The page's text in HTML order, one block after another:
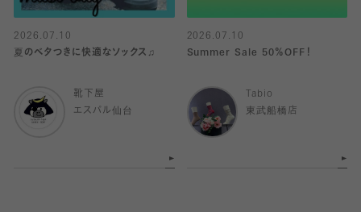
2026.07.10
夏のベタつきに快適なソックス♫
靴下屋
エスパル仙台
2026.07.10
Summer Sale 50％OFF！
Tabio
東武船橋店